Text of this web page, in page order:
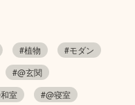
#植物
#モダン
#@玄関
室
#@寝室